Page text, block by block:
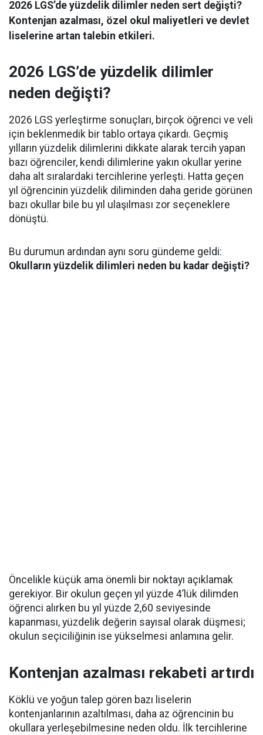
2026 LGS’de yüzdelik dilimler neden sert değişti?
Kontenjan azalması, özel okul maliyetleri ve devlet
liselerine artan talebin etkileri.
2026 LGS’de yüzdelik dilimler
neden değişti?
2026 LGS yerleştirme sonuçları, birçok öğrenci ve veli
için beklenmedik bir tablo ortaya çıkardı. Geçmiş
yılların yüzdelik dilimlerini dikkate alarak tercih yapan
bazı öğrenciler, kendi dilimlerine yakın okullar yerine
daha alt sıralardaki tercihlerine yerleşti. Hatta geçen
yıl öğrencinin yüzdelik diliminden daha geride görünen
bazı okullar bile bu yıl ulaşılması zor seçeneklere
dönüştü.
Bu durumun ardından aynı soru gündeme geldi:
Okulların yüzdelik dilimleri neden bu kadar değişti?
Öncelikle küçük ama önemli bir noktayı açıklamak
gerekiyor. Bir okulun geçen yıl yüzde 4’lük dilimden
öğrenci alırken bu yıl yüzde 2,60 seviyesinde
kapanması, yüzdelik değerin sayısal olarak düşmesi;
okulun seçiciliğinin ise yükselmesi anlamına gelir.
Kontenjan azalması rekabeti artırdı
Köklü ve yoğun talep gören bazı liselerin
kontenjanlarının azaltılması, daha az öğrencinin bu
okullara yerleşebilmesine neden oldu. İlk tercihlerine